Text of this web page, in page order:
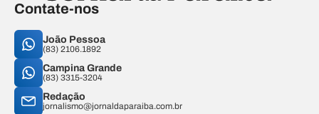
Contate-nos
João Pessoa
(83) 2106.1892
Campina Grande
(83) 3315-3204
Redação
jornalismo@jornaldaparaiba.com.br